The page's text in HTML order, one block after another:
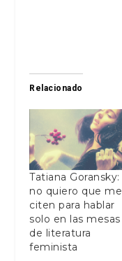
Relacionado
Tatiana Goransky:
no quiero que me
citen para hablar
solo en las mesas
de literatura
feminista